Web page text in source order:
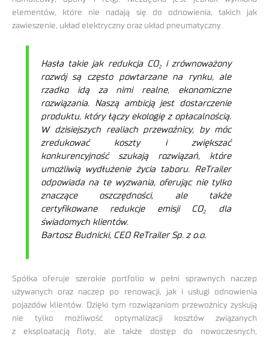
elementów, które nie nadają się do odnowienia, takich jak
zawieszenie, układ elektryczny oraz układ pneumatyczny.
Hasła takie jak redukcja CO₂ i zrównoważony
rozwój są często powtarzane na rynku, ale
rzadko idą za nimi realne, ekonomiczne
rozwiązania. Naszą ambicją jest dostarczenie
produktu, który łączy ekologię z opłacalnością.
W dzisiejszych realiach przewoźnicy, by móc
zredukować koszty i zwiększać
konkurencyjność szukają rozwiązań, które
umożliwią wydłużenie życia taboru. ReTrailer
odpowiada na te wyzwania, oferując nie tylko
znaczące oszczędności, ale także
certyfikowane redukcje emisji CO₂ dla
świadomych klientów.
Bartosz Budnicki, CEO ReTrailer Sp. z o.o.
Spółka oferuje szerokie portfolio w pełni sprawnych naczep
używanych oraz naczep po renowacji, jak i usługi odnowienia
pojazdów klientów. Dzięki tym rozwiązaniom przewoźnicy zyskują
nie tylko możliwość optymalizacji kosztów związanych
z eksploatacją floty, ale także dostęp do nowoczesnych,